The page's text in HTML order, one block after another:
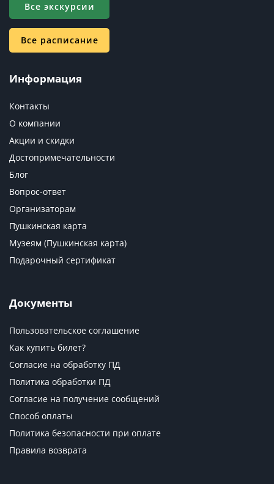
Все экскурсии
Все расписание
Информация
Контакты
О компании
Акции и скидки
Достопримечательности
Блог
Вопрос-ответ
Организаторам
Пушкинская карта
Музеям (Пушкинская карта)
Подарочный сертификат
Документы
Пользовательское соглашение
Как купить билет?
Согласие на обработку ПД
Политика обработки ПД
Согласие на получение сообщений
Способ оплаты
Политика безопасности при оплате
Правила возврата